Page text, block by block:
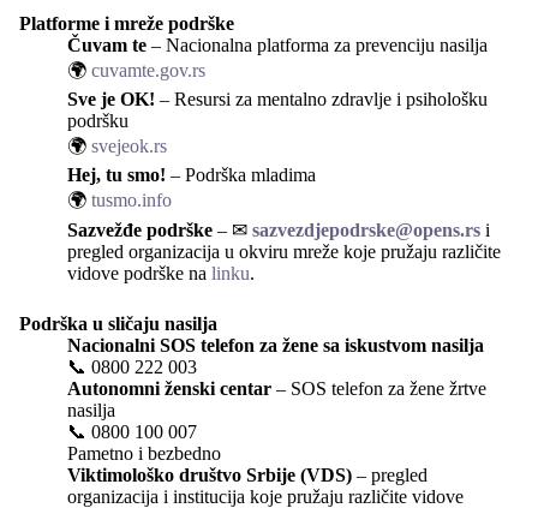
Platforme i mreže podrške
Čuvam te – Nacionalna platforma za prevenciju nasilja
🌍 cuvamte.gov.rs
Sve je OK! – Resursi za mentalno zdravlje i psihološku
podršku
🌍 svejeok.rs
Hej, tu smo! – Podrška mladima
🌍 tusmo.info
Sazvežđe podrške – ✉ sazvezdjepodrske@opens.rs i
pregled organizacija u okviru mreže koje pružaju različite
vidove podrške na linku.
Podrška u sličaju nasilja
Nacionalni SOS telefon za žene sa iskustvom nasilja
📞 0800 222 003
Autonomni ženski centar – SOS telefon za žene žrtve
nasilja
📞 0800 100 007
Pametno i bezbedno
Viktimološko društvo Srbije (VDS) – pregled
organizacija i institucija koje pružaju različite vidove